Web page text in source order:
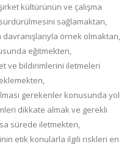
kültürünün ve çalışma
sürdürülmesini sağlamaktan,
davranışlarıyla örnek olmaktan,
eğitmekten,
ve bildirimlerini iletmeleri
gerekenler konusunda yol
dikkate almak ve gerekli
sürede iletmekten,
etik konularla ilgili riskleri en